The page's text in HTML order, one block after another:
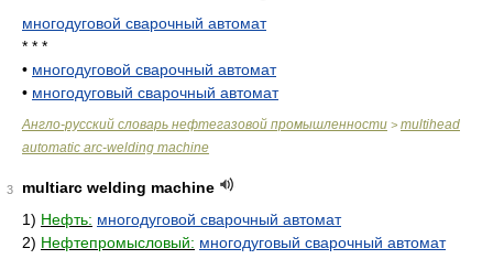
многодуговой сварочный автомат
* * *
• многодуговой сварочный автомат
• многодуговый сварочный автомат
Англо-русский словарь нефтегазовой промышленности > multihead
automatic arc-welding machine
3
multiarc welding machine
1) Нефть: многодуговой сварочный автомат
2) Нефтепромысловый: многодуговый сварочный автомат